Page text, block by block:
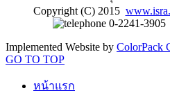
Copyright (C) 2015
0-2241-3905
Implemented Website by ColorPack
GO TO TOP
หน้าแรก